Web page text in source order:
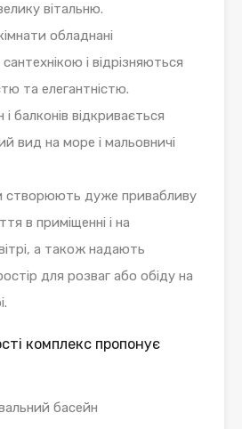
вітальню.
обладнані
і відрізняються
та елегантністю.
і балконів відкривається
вид на море і мальовничі
створюють дуже привабливу
в приміщенні і на
а також надають
для розваг або обіду на
комплекс пропонує
басейн